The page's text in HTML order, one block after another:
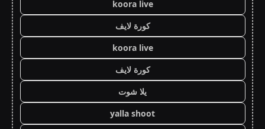
koora live
كورة لايف
koora live
كورة لايف
يلا شوت
yalla shoot